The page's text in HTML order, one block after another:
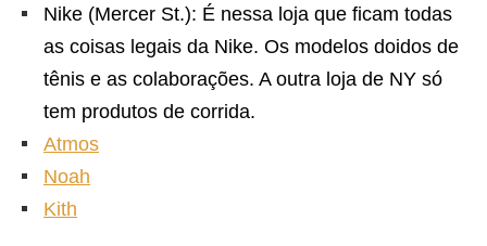
Nike (Mercer St.): É nessa loja que ficam todas
as coisas legais da Nike. Os modelos doidos de
tênis e as colaborações. A outra loja de NY só
tem produtos de corrida.
Atmos
Noah
Kith